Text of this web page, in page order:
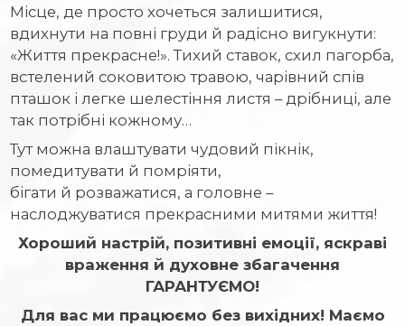
Місце, де просто хочеться залишитися,
вдихнути на повні груди й радісно вигукнути:
«Життя прекрасне!». Тихий ставок, схил пагорба,
встелений соковитою травою, чарівний спів
пташок і легке шелестіння листя – дрібниці, але
так потрібні кожному…
Тут можна влаштувати чудовий пікнік,
помедитувати й помріяти,
бігати й розважатися, а головне –
наслоджуватися прекрасними митями життя!
Хороший настрій, позитивні емоції, яскраві
враження й духовне збагачення
ГАРАНТУЄМО!
Для вас ми працюємо без вихідних! Маємо